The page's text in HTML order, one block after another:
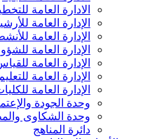
الادارة العامة
الإدارة العامة
الإدارة العامة
الإدارة العامة للشؤون
الإدارة العامة
الإدارة العامة
الإدارة العامة
وحدة الجودة
وحدة الشكاوى
دائرة المناهج